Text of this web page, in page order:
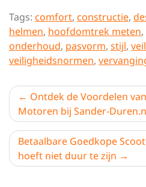
Tags: comfort, constructie,
helmen, hoofdomtrek meten,
onderhoud, pasvorm, stijl,
veiligheidsnormen,
Ontdek de Voordelen
Motoren bij Sander-
Betaalbare Goedkope
hoeft niet duur te zijn